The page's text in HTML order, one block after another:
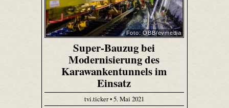
Foto: ÖBB/evmedia
Super-Bauzug bei
Modernisierung des
Karawankentunnels im
Einsatz
tvi.ticker • 5. Mai 2021